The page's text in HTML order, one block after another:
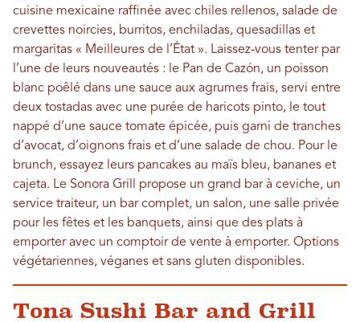
cuisine mexicaine raffinée avec chiles rellenos, salade de
crevettes noircies, burritos, enchiladas, quesadillas et
margaritas « Meilleures de l’État ». Laissez-vous tenter par
l’une de leurs nouveautés : le Pan de Cazón, un poisson
blanc poêlé dans une sauce aux agrumes frais, servi entre
deux tostadas avec une purée de haricots pinto, le tout
nappé d’une sauce tomate épicée, puis garni de tranches
d’avocat, d’oignons frais et d’une salade de chou. Pour le
brunch, essayez leurs pancakes au maïs bleu, bananes et
cajeta. Le Sonora Grill propose un grand bar à ceviche, un
service traiteur, un bar complet, un salon, une salle privée
pour les fêtes et les banquets, ainsi que des plats à
emporter avec un comptoir de vente à emporter. Options
végétariennes, véganes et sans gluten disponibles.
Tona Sushi Bar and Grill